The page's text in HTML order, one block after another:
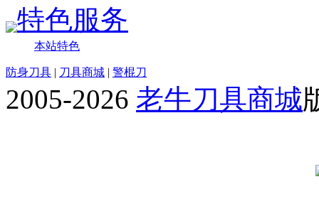
特色服务
本站特色
防身刀具 | 刀具商城 | 警棍刀
2005-2026 老牛刀具商城